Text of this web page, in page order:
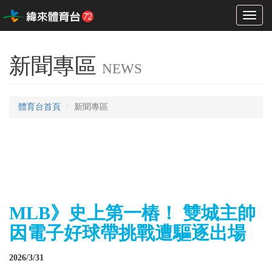
Toggle
新聞專區 NEWS
體育台首頁 新聞專區
MLB》史上第一樁！ 雙城主帥
因電子好球帶挑戰遭驅逐出場
2026/3/31